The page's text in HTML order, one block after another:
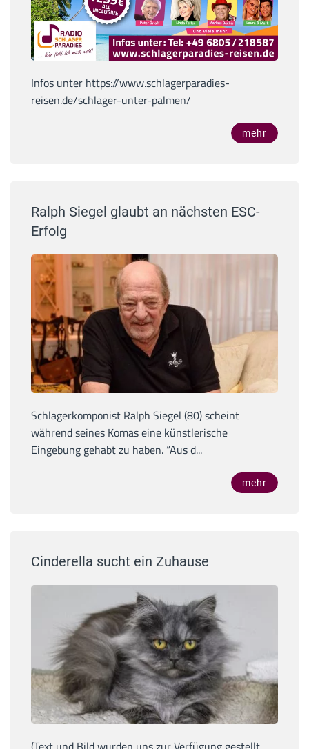
Infos unter https://www.schlagerparadies-
reisen.de/schlager-unter-palmen/
mehr
Ralph Siegel glaubt an nächsten ESC-
Erfolg
Schlagerkomponist Ralph Siegel (80) scheint
während seines Komas eine künstlerische
Eingebung gehabt zu haben. “Aus d...
mehr
Cinderella sucht ein Zuhause